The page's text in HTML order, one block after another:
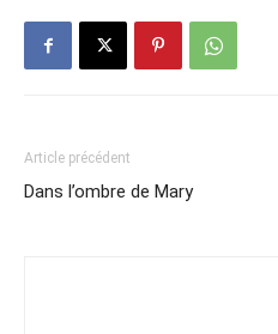
Article précédent
Dans l’ombre de Mary